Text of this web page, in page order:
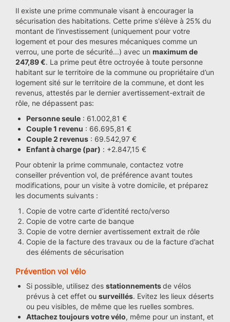
Il existe une prime communale visant à encourager la
sécurisation des habitations. Cette prime s'élève à 25% du
montant de l'investissement (uniquement pour votre
logement et pour des mesures mécaniques comme un
verrou, une porte de sécurité...) avec un maximum de
247,89 €. La prime peut être octroyée à toute personne
habitant sur le territoire de la commune ou propriétaire d’un
logement sité sur le territoire de la commune, et dont les
revenus, attestés par le dernier avertissement-extrait de
rôle, ne dépassent pas:
Personne seule : 61.002,81 €
Couple 1 revenu : 66.695,81 €
Couple 2 revenus : 69.542,97 €
Enfant à charge (par) : +2.847,15 €
Pour obtenir la prime communale, contactez votre
conseiller prévention vol, de préférence avant toutes
modifications, pour un visite à votre domicile, et préparez
les documents suivants :
Copie de votre carte d’identité recto/verso
Copie de votre carte de banque
Copie de votre dernier avertissement extrait de rôle
Copie de la facture des travaux ou de la facture d’achat
des éléments de sécurisation
Prévention vol vélo
Si possible, utilisez des stationnementsde vélos
prévus à cet effet ou surveillés. Evitez les lieux déserts
ou peu visibles, de même que les ruelles sombres.
Attachez toujours votre vélo, même pour un instant, et